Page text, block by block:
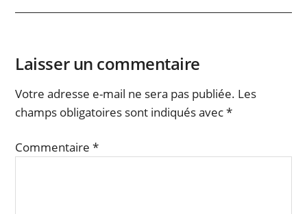
Laisser un commentaire
Votre adresse e-mail ne sera pas publiée. Les
champs obligatoires sont indiqués avec*
Commentaire*